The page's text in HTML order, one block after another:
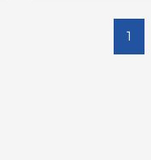
1